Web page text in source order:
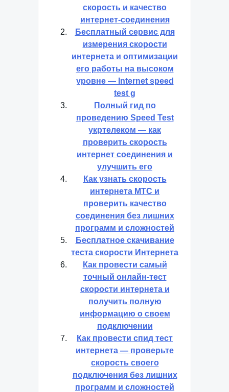
скорость и качество
интернет-соединения
Бесплатный сервис для
измерения скорости
интернета и оптимизации
его работы на высоком
уровне — Internet speed
test g
Полный гид по
проведению Speed Test
укртелеком — как
проверить скорость
интернет соединения и
улучшить его
Как узнать скорость
интернета МТС и
проверить качество
соединения без лишних
программ и сложностей
Бесплатное скачивание
теста скорости Интернета
Как провести самый
точный онлайн-тест
скорости интернета и
получить полную
информацию о своем
подключении
Как провести спид тест
интернета — проверьте
скорость своего
подключения без лишних
программ и сложностей